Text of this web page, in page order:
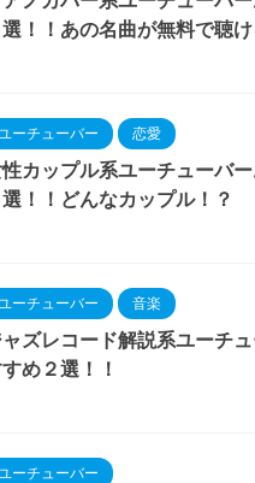
選！！あの名曲が無料で聴
ーチューバー 恋愛
カップル系ユーチューバ
選！！どんなカップル！？
ーチューバー 音楽
ズレコード解説系ユーチ
め２選！！
ーチューバー